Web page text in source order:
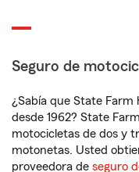
Seguro de
¿Sabía que State
desde 1962? State
motocicletas de dos y
motonetas. Usted
proveedora de seguro